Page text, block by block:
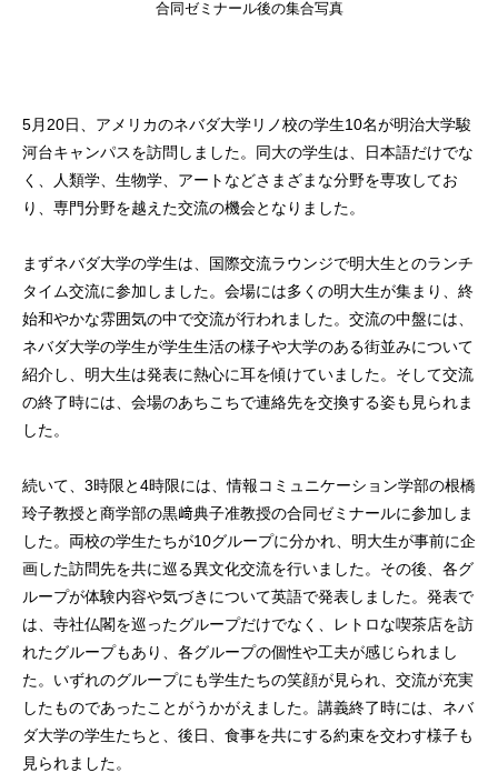
合同ゼミナール後の集合写真
5月20日、アメリカのネバダ大学リノ校の学生10名が明治大学駿
河台キャンパスを訪問しました。同大の学生は、日本語だけでな
く、人類学、生物学、アートなどさまざまな分野を専攻してお
り、専門分野を越えた交流の機会となりました。
まずネバダ大学の学生は、国際交流ラウンジで明大生とのランチ
タイム交流に参加しました。会場には多くの明大生が集まり、終
始和やかな雰囲気の中で交流が行われました。交流の中盤には、
ネバダ大学の学生が学生生活の様子や大学のある街並みについて
紹介し、明大生は発表に熱心に耳を傾けていました。そして交流
の終了時には、会場のあちこちで連絡先を交換する姿も見られま
した。
続いて、3時限と4時限には、情報コミュニケーション学部の根橋
玲子教授と商学部の黒﨑典子准教授の合同ゼミナールに参加しま
した。両校の学生たちが10グループに分かれ、明大生が事前に企
画した訪問先を共に巡る異文化交流を行いました。その後、各グ
ループが体験内容や気づきについて英語で発表しました。発表で
は、寺社仏閣を巡ったグループだけでなく、レトロな喫茶店を訪
れたグループもあり、各グループの個性や工夫が感じられまし
た。いずれのグループにも学生たちの笑顔が見られ、交流が充実
したものであったことがうかがえました。講義終了時には、ネバ
ダ大学の学生たちと、後日、食事を共にする約束を交わす様子も
見られました。